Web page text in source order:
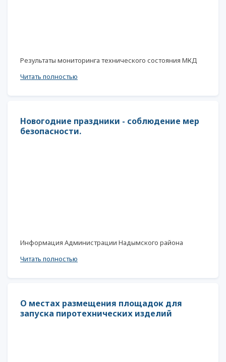
Результаты мониторинга технического состояния МКД
Читать полностью
Новогодние праздники - соблюдение мер
безопасности.
Информация Администрации Надымского района
Читать полностью
О местах размещения площадок для
запуска пиротехнических изделий